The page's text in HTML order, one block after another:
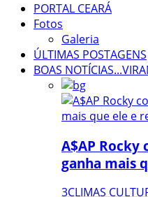
PORTAL CEARÁ
Fotos
Galeria
ÚLTIMAS POSTAGENS
BOAS
A$AP Rocky
ganha mais
3CLIMAS